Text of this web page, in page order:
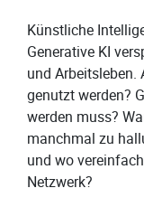
Künstliche
Generative KI
und Arbeitsleben.
genutzt werden?
werden muss?
manchmal zu
und wo
Netzwerk?